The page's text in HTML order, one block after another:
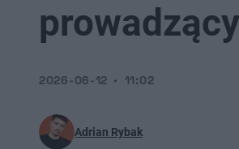
Adrian Rybak
2026-06-12 11:02